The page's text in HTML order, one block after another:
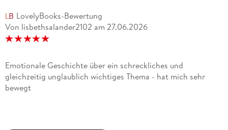
enthüllt wird. Fazit: das Lesen hat sich gelohnt.
LovelyBooks-Bewertung
Von lisbethsalander2102 am 27.06.2026
Emotionale Geschichte über ein schreckliches und
gleichzeitig unglaublich wichtiges Thema - hat mich sehr
bewegt